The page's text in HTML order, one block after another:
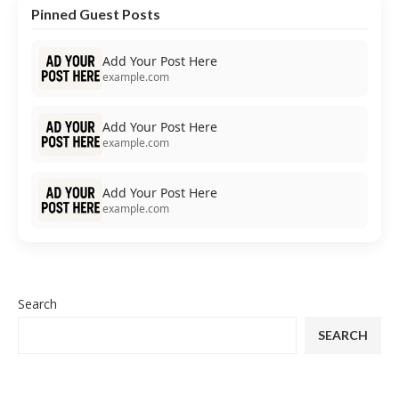
Pinned Guest Posts
Add Your Post Here
example.com
Add Your Post Here
example.com
Add Your Post Here
example.com
Search
SEARCH